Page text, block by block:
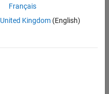
Français
United Kingdom(English)